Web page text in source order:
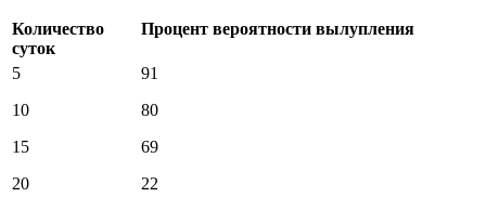
Количество
суток
Процент вероятности вылупления
5
10
15
20
91
80
69
22